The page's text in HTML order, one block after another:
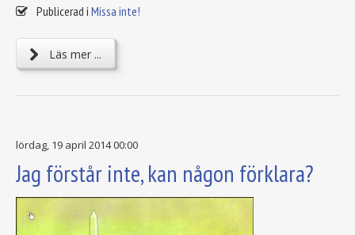
Publicerad i Missa inte!
Läs mer ...
lördag, 19 april 2014 00:00
Jag förstår inte, kan någon förklara?